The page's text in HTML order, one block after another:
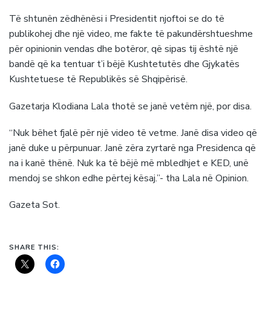
Të shtunën zëdhënësi i Presidentit njoftoi se do të
publikohej dhe një video, me fakte të pakundërshtueshme
për opinionin vendas dhe botëror, që sipas tij është një
bandë që ka tentuar t’i bëjë Kushtetutës dhe Gjykatës
Kushtetuese të Republikës së Shqipërisë.
Gazetarja Klodiana Lala thotë se janë vetëm një, por disa.
“Nuk bëhet fjalë për një video të vetme. Janë disa video që
janë duke u përpunuar. Janë zëra zyrtarë nga Presidenca që
na i kanë thënë. Nuk ka të bëjë më mbledhjet e KED, unë
mendoj se shkon edhe përtej kësaj.”- tha Lala në Opinion.
Gazeta Sot.
SHARE THIS: